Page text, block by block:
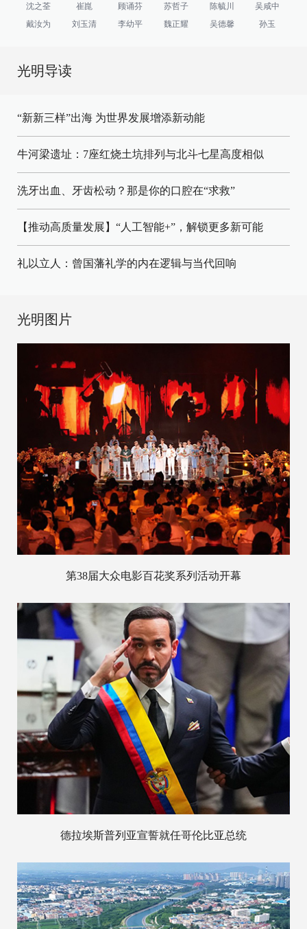
沈之荃 崔崑 顾诵芬 苏哲子 陈毓川
吴咸中
戴汝为
刘玉清 李幼平 魏正耀 吴德馨 孙玉
光明导读
“新新三样”出海 为世界发展增添新动能
牛河梁遗址：7座红烧土坑排列与北斗七星高度相似
洗牙出血、牙齿松动？那是你的口腔在“求救”
【推动高质量发展】“人工智能+”，解锁更多新可能
礼以立人：曾国藩礼学的内在逻辑与当代回响
光明图片
第38届大众电影百花奖系列活动开幕
德拉埃斯普列亚宣誓就任哥伦比亚总统